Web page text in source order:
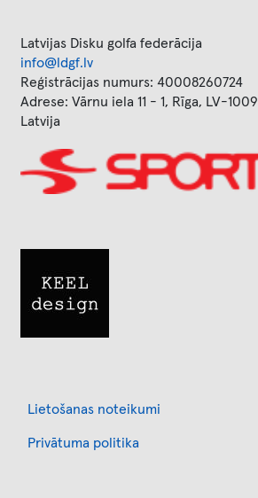
Latvijas Disku golfa federācija
info@ldgf.lv
Reģistrācijas numurs: 40008260724
Adrese: Vārnu iela 11 - 1, Rīga, LV-1009
Latvija
Image
Lietošanas noteikumi
Privātuma politika